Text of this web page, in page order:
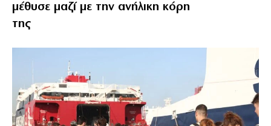
μέθυσε μαζί με την ανήλικη κόρη
της